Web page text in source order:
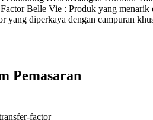
Belle Vie : Produk yang
yang diperkaya dengan campuran
Pemasaran